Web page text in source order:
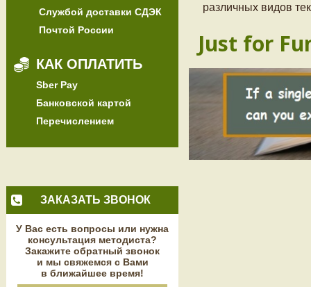
Службой доставки СДЭК
Почтой России
КАК ОПЛАТИТЬ
Sber Pay
Банковской картой
Перечислением
ЗАКАЗАТЬ ЗВОНОК
У Вас есть вопросы или нужна
консультация методиста?
Закажите обратный звонок
и мы свяжемся с Вами
в ближайшее время!
различных видов
Just for